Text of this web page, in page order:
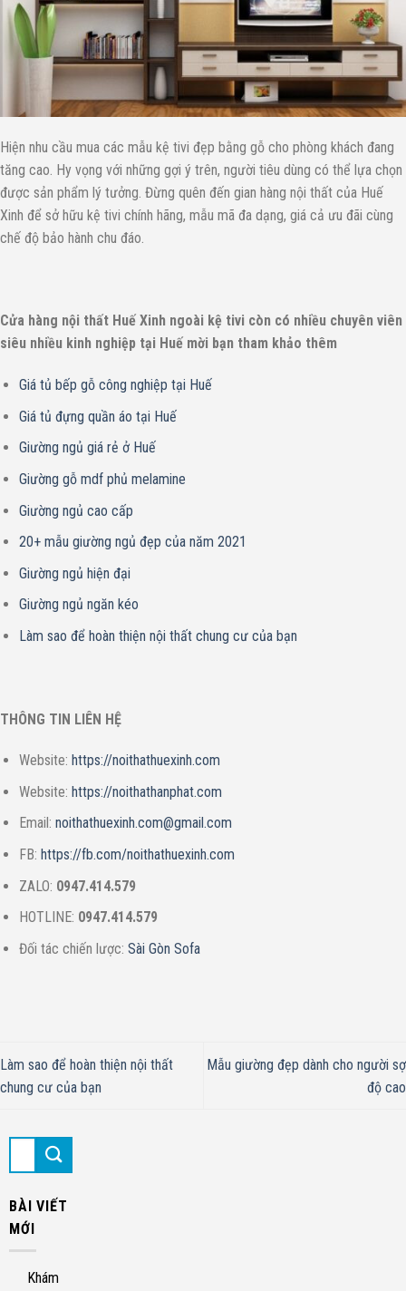
Hiện nhu cầu mua các mẫu kệ tivi đẹp bằng gỗ cho phòng khách đang
tăng cao. Hy vọng với những gợi ý trên, người tiêu dùng có thể lựa chọn
được sản phẩm lý tưởng. Đừng quên đến gian hàng nội thất của Huế
Xinh để sở hữu kệ tivi chính hãng, mẫu mã đa dạng, giá cả ưu đãi cùng
chế độ bảo hành chu đáo.
Cửa hàng nội thất Huế Xinh ngoài kệ tivi còn có nhiều chuyên viên
siêu nhiều kinh nghiệp tại Huế mời bạn tham khảo thêm
Giá tủ bếp gỗ công nghiệp tại Huế
Giá tủ đựng quần áo tại Huế
Giường ngủ giá rẻ ở Huế
Giường gỗ mdf phủ melamine
Giường ngủ cao cấp
20+ mẫu giường ngủ đẹp của năm 2021
Giường ngủ hiện đại
Giường ngủ ngăn kéo
Làm sao để hoàn thiện nội thất chung cư của bạn
THÔNG TIN LIÊN HỆ
Website: https://noithathuexinh.com
Website: https://noithathanphat.com
Email: noithathuexinh.com@gmail.com
FB: https://fb.com/noithathuexinh.com
ZALO: 0947.414.579
HOTLINE: 0947.414.579
Đối tác chiến lược: Sài Gòn Sofa
Làm sao để hoàn thiện nội thất
chung cư của bạn
Mẫu giường đẹp dành cho người sợ
độ cao
BÀI VIẾT
MỚI
Khám